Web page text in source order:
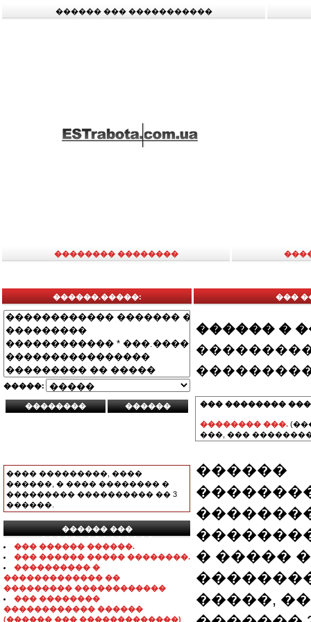
������ ��� �����������
�������� ��������
������.�����:
�����:
���� ���������, ����
������, � ���� �������� �
��������� ���������� �� 3
������.
������ ���
���������������
��� ������ ������.
��� ������ ����� ��������.
���������� �
������������� ��
��������� ������������
��� ��������
������������ ������
(������ ��� �������������)
���
������ �
��� ��������
�������� ���.
���, ���
������
� �����
�����,